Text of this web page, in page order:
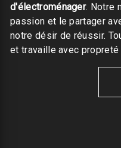
d'électroménager. Notre
passion et le partager
notre désir de réussir.
et travaille avec propreté